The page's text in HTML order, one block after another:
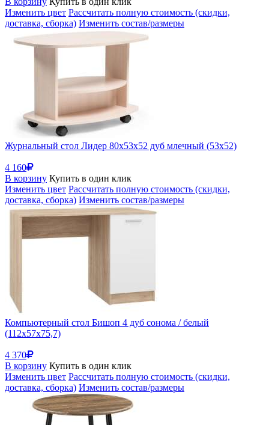
Изменить цвет Рассчитать полную стоимость (скидки,
доставка, сборка) Изменить состав/размеры
Журнальный стол Лидер 80х53х52 дуб млечный (53x52)
4 160
В корзину Купить в один клик
Изменить цвет Рассчитать полную стоимость (скидки,
доставка, сборка) Изменить состав/размеры
Компьютерный стол Бишоп 4 дуб сонома / белый
(112x57x75,7)
4 370
В корзину Купить в один клик
Изменить цвет Рассчитать полную стоимость (скидки,
доставка, сборка) Изменить состав/размеры